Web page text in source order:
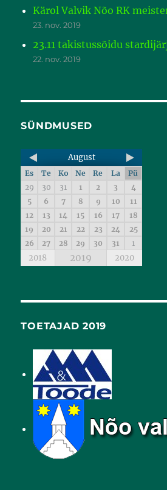
Kärol Valvik Nõo RK
23. nov. 2019
23.11 takistussõidu
22. nov. 2019
SÜNDMUSED
August
Es Te Ko Ne Re La
Pü
29
30 31 1 2 3
4
5
6 7 8 9 10
11
12
13 14 15 16 17
18
19
20 21 22 23 24
25
26
27 28 29 30 31 1
2018 2019 2020
TOETAJAD 2019